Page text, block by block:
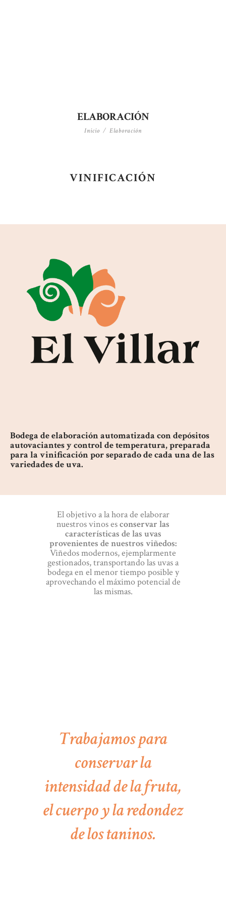
ELABORACIÓN
Inicio Elaboración
VINIFICACIÓN
Bodega de elaboración automatizada con depósitos
autovaciantes y control de temperatura, preparada
para la vinificación por separado de cada una de las
variedades de uva.
El objetivo a la hora de elaborar
nuestros vinos esconservar las
características de las uvas
provenientes de nuestros viñedos:
Viñedos modernos, ejemplarmente
gestionados, transportando las uvas a
bodega en el menor tiempo posible y
aprovechando el máximo potencial de
las mismas.
Trabajamos para
conservar la
intensidad de la fruta,
el cuerpo y la redondez
de los taninos.